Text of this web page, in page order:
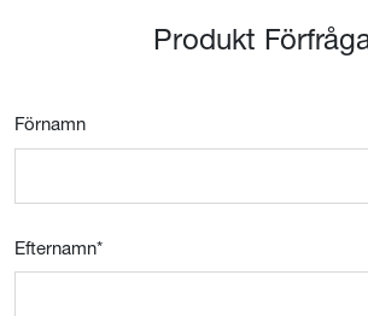
Produkt
Förnamn
Efternamn*